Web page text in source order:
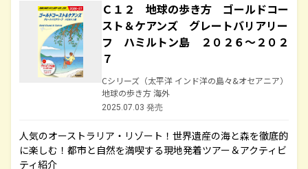
Ｃ１２ 地球の歩き方 ゴールドコー
スト＆ケアンズ グレートバリアリー
フ ハミルトン島 ２０２６～２０２
７
Cシリーズ（太平洋 インド洋の島々&オセアニア）
地球の歩き方 海外
2025.07.03 発売
人気のオーストラリア・リゾート！世界遺産の海と森を徹底的
に楽しむ！都市と自然を満喫する現地発着ツアー＆アクティビ
ティ紹介